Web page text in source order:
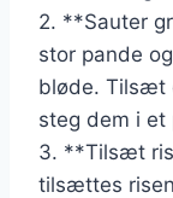
2. **Sauter
stor pande
bløde. Tilsæt
steg dem i et
3. **Tilsæt
tilsættes